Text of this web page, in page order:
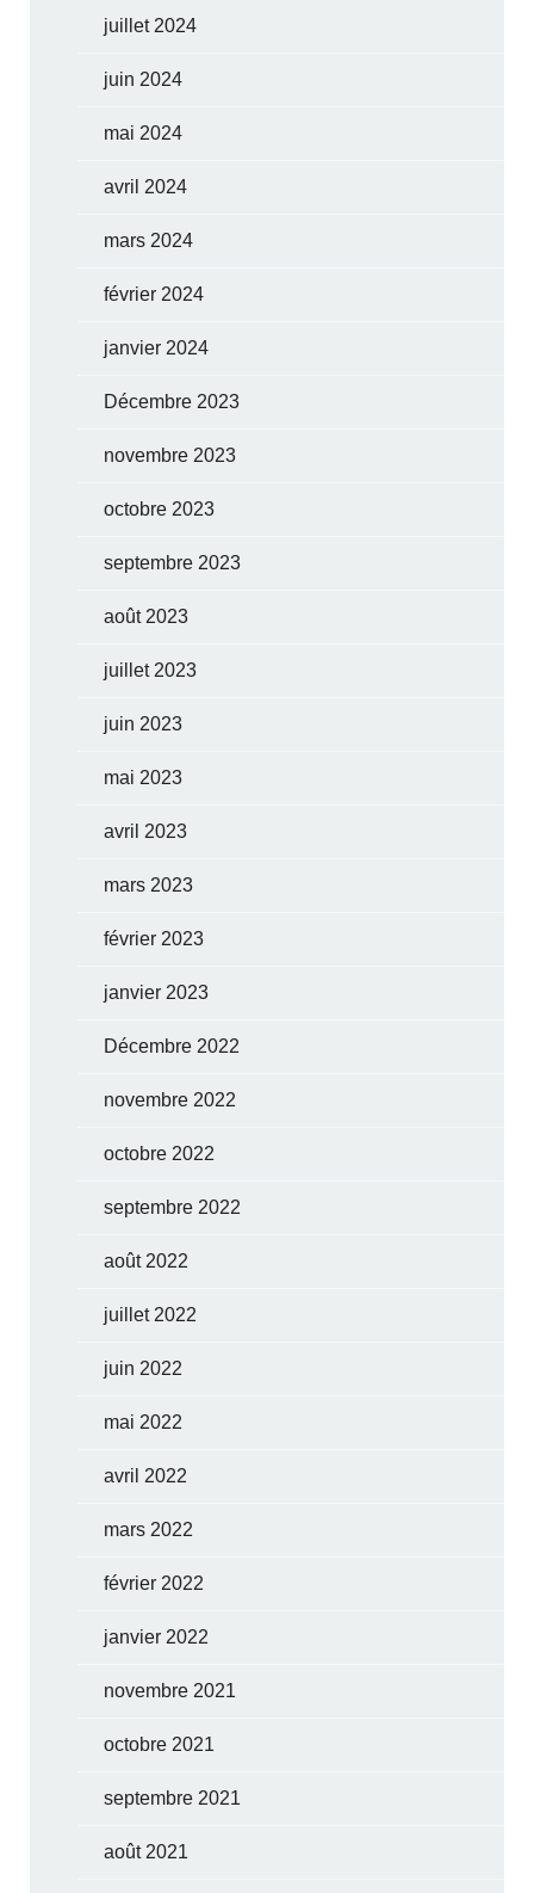
juillet 2024
juin 2024
mai 2024
avril 2024
mars 2024
février 2024
janvier 2024
Décembre 2023
novembre 2023
octobre 2023
septembre 2023
août 2023
juillet 2023
juin 2023
mai 2023
avril 2023
mars 2023
février 2023
janvier 2023
Décembre 2022
novembre 2022
octobre 2022
septembre 2022
août 2022
juillet 2022
juin 2022
mai 2022
avril 2022
mars 2022
février 2022
janvier 2022
novembre 2021
octobre 2021
septembre 2021
août 2021